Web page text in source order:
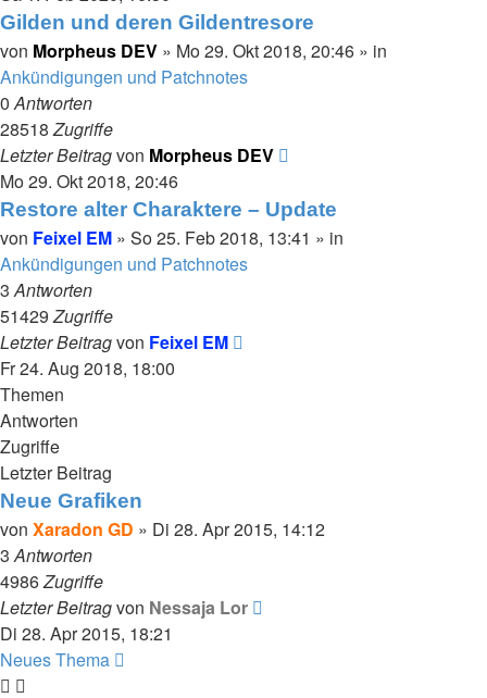
Gilden und deren Gildentresore
von Morpheus DEV » Mo 29. Okt 2018, 20:46 » in
Ankündigungen und Patchnotes
0Antworten
28518Zugriffe
Letzter Beitragvon Morpheus DEV
Mo 29. Okt 2018, 20:46
Restore alter Charaktere – Update
von Feixel EM » So 25. Feb 2018, 13:41 » in
Ankündigungen und Patchnotes
3Antworten
51429Zugriffe
Letzter Beitragvon Feixel EM
Fr 24. Aug 2018, 18:00
Themen
Antworten
Zugriffe
Letzter Beitrag
Neue Grafiken
von Xaradon GD » Di 28. Apr 2015, 14:12
3Antworten
4986Zugriffe
Letzter Beitragvon Nessaja Lor
Di 28. Apr 2015, 18:21
Neues Thema